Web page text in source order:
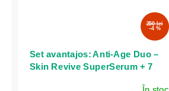
250 lei
–4 %
Set avantajos: Anti-Age Duo –
Skin Revive SuperSerum + 7